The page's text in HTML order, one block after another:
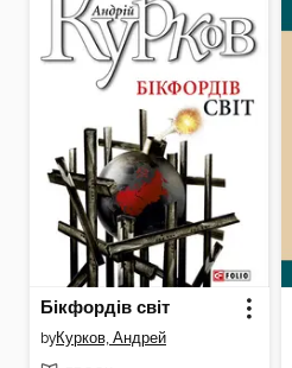
Бікфордів світ
byКурков, Андрей